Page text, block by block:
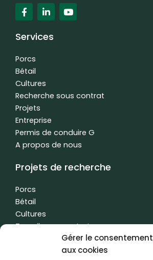
Gérer le consentement
aux cookies
F
a
c
e
b
o
k
f
L
i
n
k
e
i
n
Y
o
u
Services
Porcs
Bétail
Cultures
Recherche sous contrat
Projets
Entreprise
Permis de conduire G
A propos de nous
Projets de recherche
Porcs
Bétail
Cultures
Travail sous contrat